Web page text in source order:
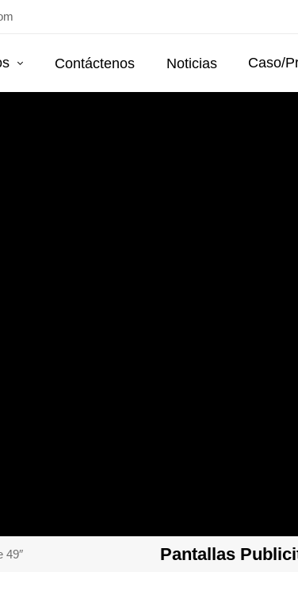
Contáctenos Noticias Caso/
49″ Pantallas